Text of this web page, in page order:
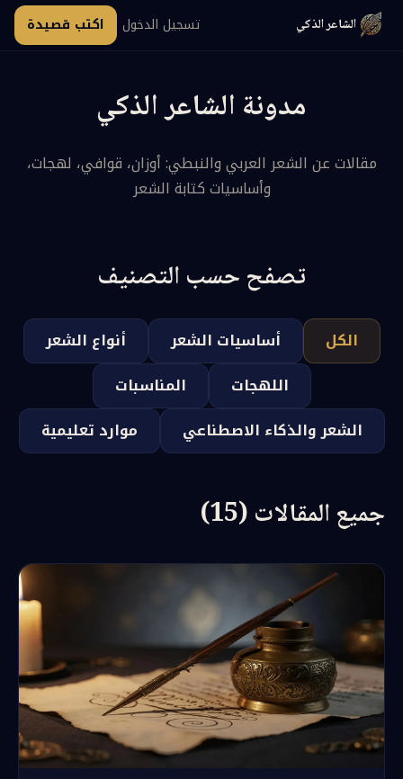
الشاعر الذكي تسجيل الدخول اكتب قصيدة
مدونة الشاعر الذكي
مقالات عن الشعر العربي والنبطي: أوزان، قوافي، لهجات،
وأساسيات كتابة الشعر
تصفح حسب التصنيف
الكل أساسيات الشعر
أنواع الشعر
اللهجات
المناسبات
الشعر والذكاء الاصطناعي
موارد تعليمية
جميع المقالات (15)